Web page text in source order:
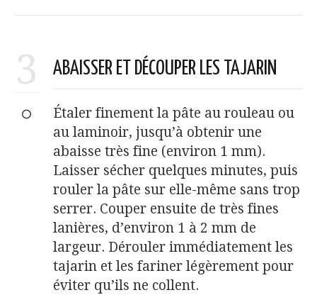
3 ABAISSER ET DÉCOUPER LES TAJARIN
Étaler finement la pâte au rouleau ou
au laminoir, jusqu’à obtenir une
abaisse très fine (environ 1 mm).
Laisser sécher quelques minutes, puis
rouler la pâte sur elle-même sans trop
serrer. Couper ensuite de très fines
lanières, d’environ 1 à 2 mm de
largeur. Dérouler immédiatement les
tajarin et les fariner légèrement pour
éviter qu’ils ne collent.